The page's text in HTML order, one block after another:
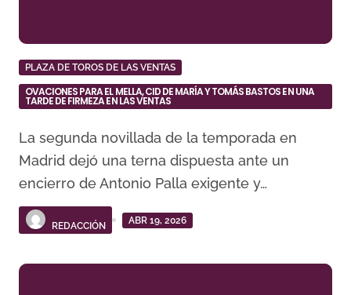
PLAZA DE TOROS DE LAS VENTAS
OVACIONES PARA EL MELLA, CID DE MARÍA Y TOMÁS BASTOS EN UNA
TARDE DE FIRMEZA EN LAS VENTAS
La segunda novillada de la temporada en
Madrid dejó una terna dispuesta ante un
encierro de Antonio Palla exigente y…
REDACCIÓN
ABR 19, 2026